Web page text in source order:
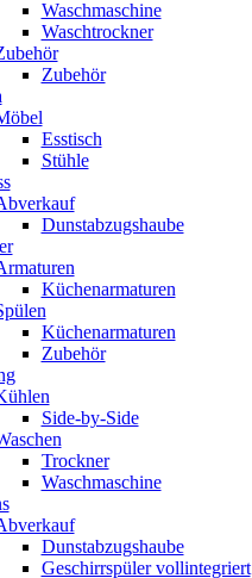
Waschmaschine
Waschtrockner
Zubehör
Esstisch
Stühle
Dunstabzugshaube
Küchenarmaturen
Küchenarmaturen
Zubehör
Side-by-Side
Trockner
Waschmaschine
Dunstabzugshaube
Geschirrspüler vollintegriert